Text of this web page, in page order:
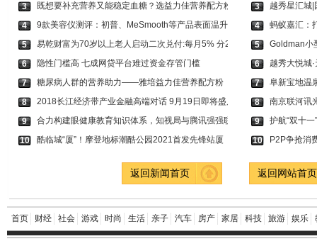
3
既想要补充营养又能稳定血糖？选益力佳营养配方粉
4
9款美容仪测评：初普、MeSmooth等产品表面温升超
5
易乾财富为70岁以上老人启动二次兑付:每月5% 分2
6
隐性门槛高 七成网贷平台难过资金存管门槛
7
糖尿病人群的营养助力——雅培益力佳营养配方粉
8
2018长江经济带产业金融高端对话 9月19日即将盛启
9
合力构建眼健康教育知识体系，知视局与腾讯强强联
10
酷临城“厦”！摩登地标潮酷公园2021首发先锋站厦
3
越秀星汇城
4
蚂蚁嘉汇：
5
Goldman小
6
越秀大悦城
7
阜新宝地温
8
南京联河讯
9
护航“双十
10
P2P争抢消
返回新闻首页 返回网站首页
首页 财经 社会 游戏 时尚 生活 亲子 汽车 房产 家居 科技 旅游 娱乐